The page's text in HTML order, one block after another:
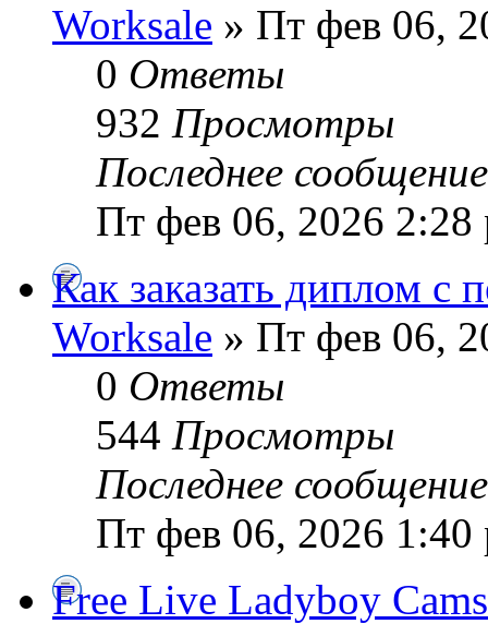
Worksale » Пт фев 06,
0 Ответы
932 Просмотры
Последнее
Пт фев 06, 2026 2:28
Как заказать диплом с
Worksale » Пт фев 06,
0 Ответы
544 Просмотры
Последнее
Пт фев 06, 2026 1:40
Free Live Ladyboy